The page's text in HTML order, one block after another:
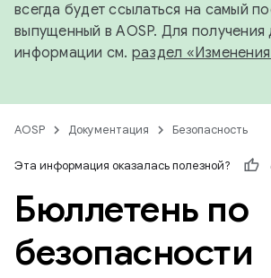
всегда будет ссылаться на самый
выпущенный в AOSP. Для
информации см. раздел
AOSP Документация Безопасность
Эта информация оказалась полезной?
Бюллетень по
безопасности